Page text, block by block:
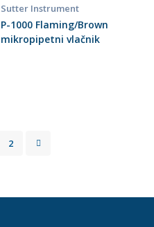
Sutter Instrument
P-1000 Flaming/Brown
mikropipetni vlačnik
2